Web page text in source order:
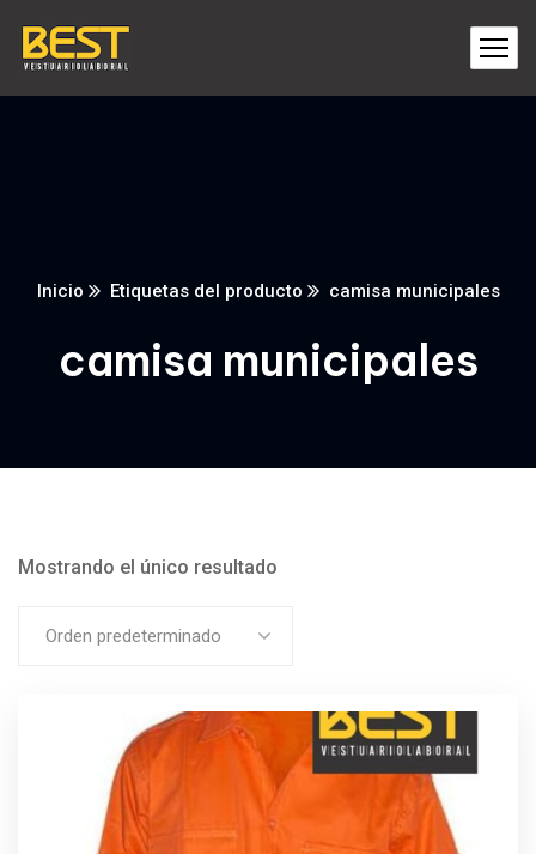
Inicio Etiquetas del producto camisa municipales
camisa municipales
Mostrando el único resultado
Orden predeterminado